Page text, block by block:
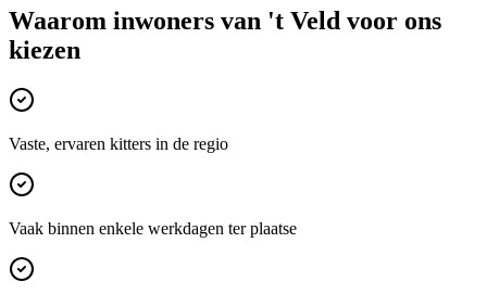
Waarom inwoners van 't Veld voor ons
kiezen
Vaste, ervaren kitters in de regio
Vaak binnen enkele werkdagen ter plaatse